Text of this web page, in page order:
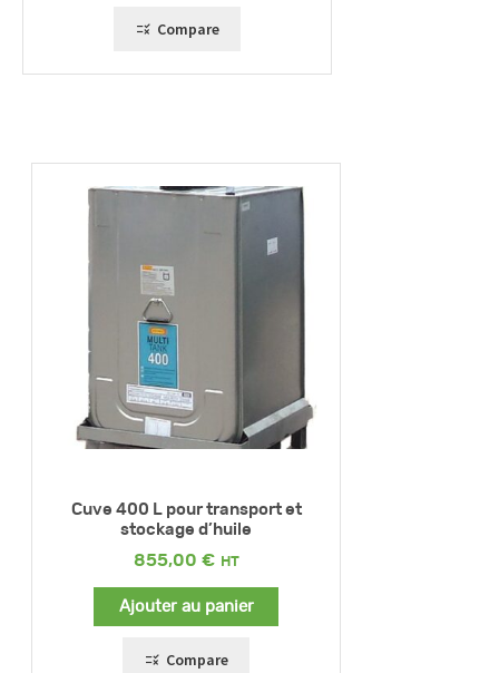
Compare
Cuve 400 L pour transport et
stockage d’huile
855,00 €
Ajouter au panier
Compare